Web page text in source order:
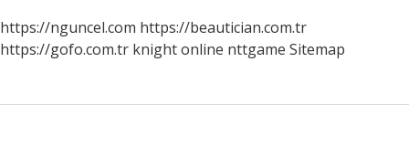
https://nguncel.com https://beautician.com.tr
https://gofo.com.tr knight online nttgame Sitemap